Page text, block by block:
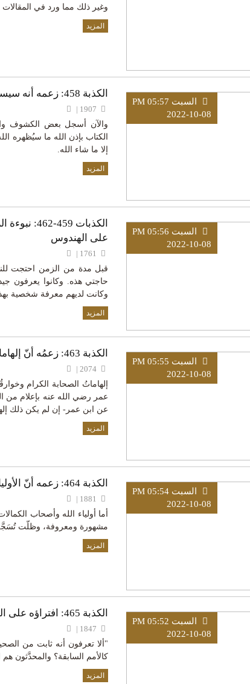
وغير ذلك مما ورد في المقالات السابقة (455،
المزيد
السبت PM 05:57
2022-10-08
الكذبة 458: زعمه أنه سيسجّل المواهب اللدنية النازلة عليه، ولم يفعل
والآن أسجل بعض الكشوف
الكتاب بإذن الله ما سيُظهره
إلا ما شاء الله.
المزيد
السبت PM 05:56
2022-10-08
الكذبات
على الهندوس
قبل مدة من الزمن احتجت
حاجتي هذه. وكانوا يعرفون
وكانت لديهم معرفة شخصية
المزيد
السبت PM 05:55
2022-10-08
الكذبة 463: زعمُه أنّ إلهاماتِ الصحابة وردت في أحاديث صحيحة كثيرة
2074 |
إلهاماتُ الصحابة الكرام
عمر رضي الله عنه بإعلام من
عن ابن عمر- إن لم يكن ذلك
المزيد
السبت PM 05:54
2022-10-08
الكذبة 464: زعمه أنّ الأولياء ظلوا يتلقَّوْن الوحي في كل قرن
أما أولياء الله وأصحاب
مشهورة ومعروفة، وظلّت
المزيد
السبت PM 05:52
2022-10-08
الكذبة 465: افتراؤه على البخاري أنّه سيكون في الأمة محدّثون
"ألا تعرفون أنه ثابت من
كالأمم السابقة؟ والمحدَّثون
المزيد